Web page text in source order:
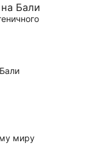
Бали
миру